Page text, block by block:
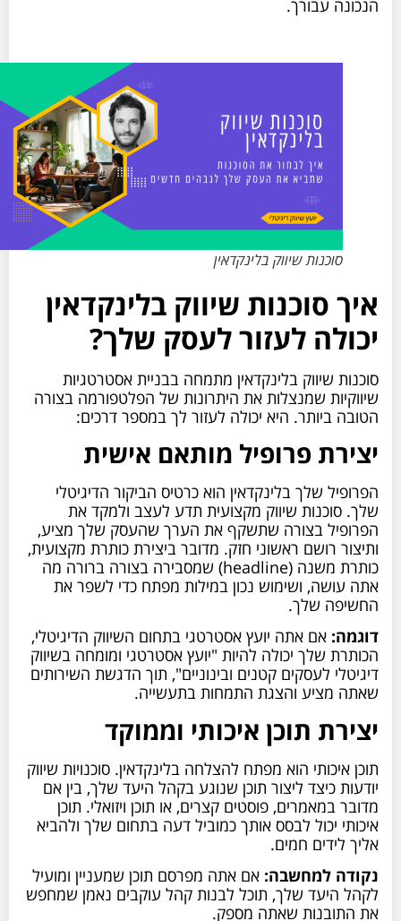
הנכונה עבורך.
סוכנות שיווק בלינקדאין
איך סוכנות שיווק בלינקדאין
יכולה לעזור לעסק שלך?
סוכנות שיווק בלינקדאין מתמחה בבניית אסטרטגיות
שיווקיות שמנצלות את היתרונות של הפלטפורמה בצורה
הטובה ביותר. היא יכולה לעזור לך במספר דרכים:
יצירת פרופיל מותאם אישית
הפרופיל שלך בלינקדאין הוא כרטיס הביקור הדיגיטלי
שלך. סוכנות שיווק מקצועית תדע לעצב ולמקד את
הפרופיל בצורה שתשקף את הערך שהעסק שלך מציע,
ותיצור רושם ראשוני חזק. מדובר ביצירת כותרת מקצועית,
כותרת משנה (headline) שמסבירה בצורה ברורה מה
אתה עושה, ושימוש נכון במילות מפתח כדי לשפר את
החשיפה שלך.
דוגמה:אם אתה יועץ אסטרטגי בתחום השיווק הדיגיטלי,
הכותרת שלך יכולה להיות "יועץ אסטרטגי ומומחה בשיווק
דיגיטלי לעסקים קטנים ובינוניים", תוך הדגשת השירותים
שאתה מציע והצגת התמחות בתעשייה.
יצירת תוכן איכותי וממוקד
תוכן איכותי הוא מפתח להצלחה בלינקדאין. סוכנויות שיווק
יודעות כיצד ליצור תוכן שנוגע בקהל היעד שלך, בין אם
מדובר במאמרים, פוסטים קצרים, או תוכן ויזואלי. תוכן
איכותי יכול לבסס אותך כמוביל דעה בתחום שלך ולהביא
אליך לידים חמים.
נקודה למחשבה:אם אתה מפרסם תוכן שמעניין ומועיל
לקהל היעד שלך, תוכל לבנות קהל עוקבים נאמן שמחפש
את התובנות שאתה מספק.